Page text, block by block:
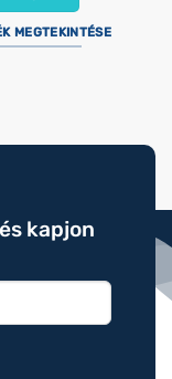
MEGTEKINTÉSE
kapjon